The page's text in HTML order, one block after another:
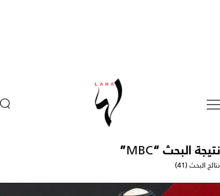
نتيجة البحث “MBC
”
نتائج البحث (41)